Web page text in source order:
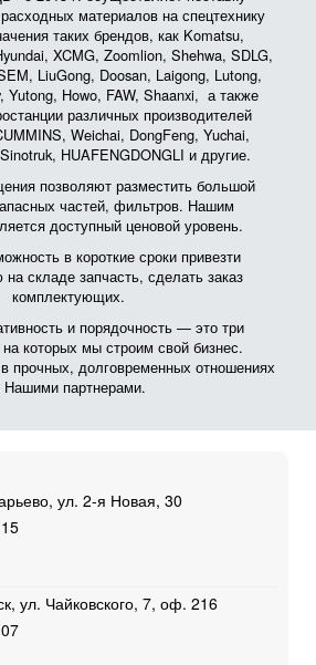
материалов на спецтехнику
таких брендов, как Komatsu,
XCMG, Zoomlion, Shehwa, SDLG,
LiuGong, Doosan, Laigong, Lutong,
Yutong, Howo, FAW, Shaanxi, а также
различных производителей
Weichai, DongFeng, Yuchai,
HUAFENGDONGLI и другие.
позволяют разместить большой
частей, фильтров. Нашим
доступный ценовой уровень.
в короткие сроки привезти
складе запчасть, сделать заказ
комплектующих.
и порядочность — это три
которых мы строим свой бизнес.
прочных, долговременных отношениях
Нашими партнерами.
ул. 2-я Новая, 30
ул. Чайковского, 7, оф. 216